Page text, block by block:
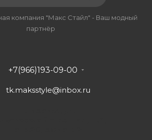
компания "Макс Стайл" - Ваш модный
партнёр
+7(966)193-09-00
tk.maksstyle@inbox.ru